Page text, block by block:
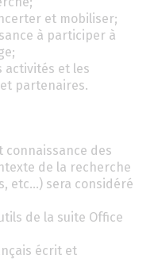
et mobiliser;
à participer à
activités et les
partenaires.
connaissance des
de la recherche
etc…) sera considéré
de la suite Office
écrit et